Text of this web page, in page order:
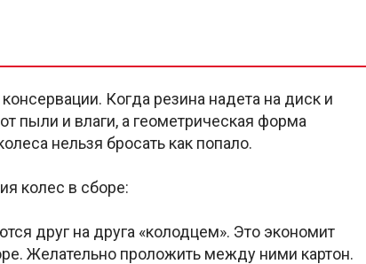
Когда резина надета на диск и
пыли и влаги, а геометрическая форма
нельзя бросать как попало.
колес в сборе:
друг на друга «колодцем». Это экономит
Желательно проложить между ними картон.